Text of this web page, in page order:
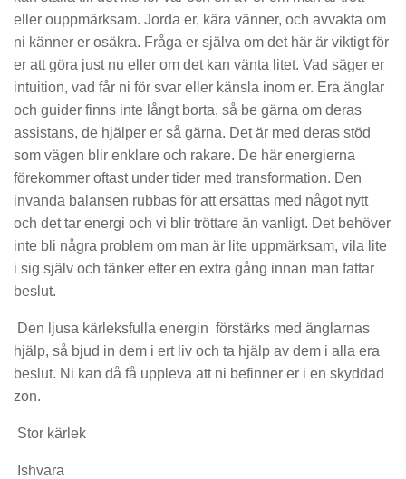
eller ouppmärksam. Jorda er, kära vänner, och avvakta om
ni känner er osäkra. Fråga er själva om det här är viktigt för
er att göra just nu eller om det kan vänta litet. Vad säger er
intuition, vad får ni för svar eller känsla inom er. Era änglar
och guider finns inte långt borta, så be gärna om deras
assistans, de hjälper er så gärna. Det är med deras stöd
som vägen blir enklare och rakare. De här energierna
förekommer oftast under tider med transformation. Den
invanda balansen rubbas för att ersättas med något nytt
och det tar energi och vi blir tröttare än vanligt. Det behöver
inte bli några problem om man är lite uppmärksam, vila lite
i sig själv och tänker efter en extra gång innan man fattar
beslut.
Den ljusa kärleksfulla energin förstärks med änglarnas
hjälp, så bjud in dem i ert liv och ta hjälp av dem i alla era
beslut. Ni kan då få uppleva att ni befinner er i en skyddad
zon.
Stor kärlek
Ishvara